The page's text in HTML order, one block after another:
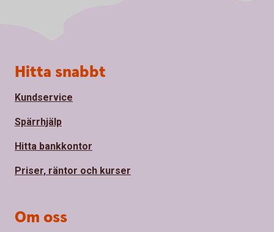
Sidfot
Hitta snabbt
Kundservice
Spärrhjälp
Hitta bankkontor
Priser, räntor och kurser
Om oss